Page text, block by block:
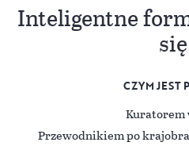
Inteligentne
CZYM JEST
Kuratorem
Przewodnikiem po